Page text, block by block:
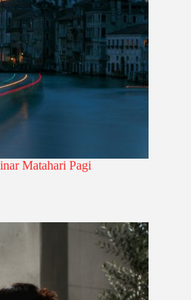
Matahari Pagi